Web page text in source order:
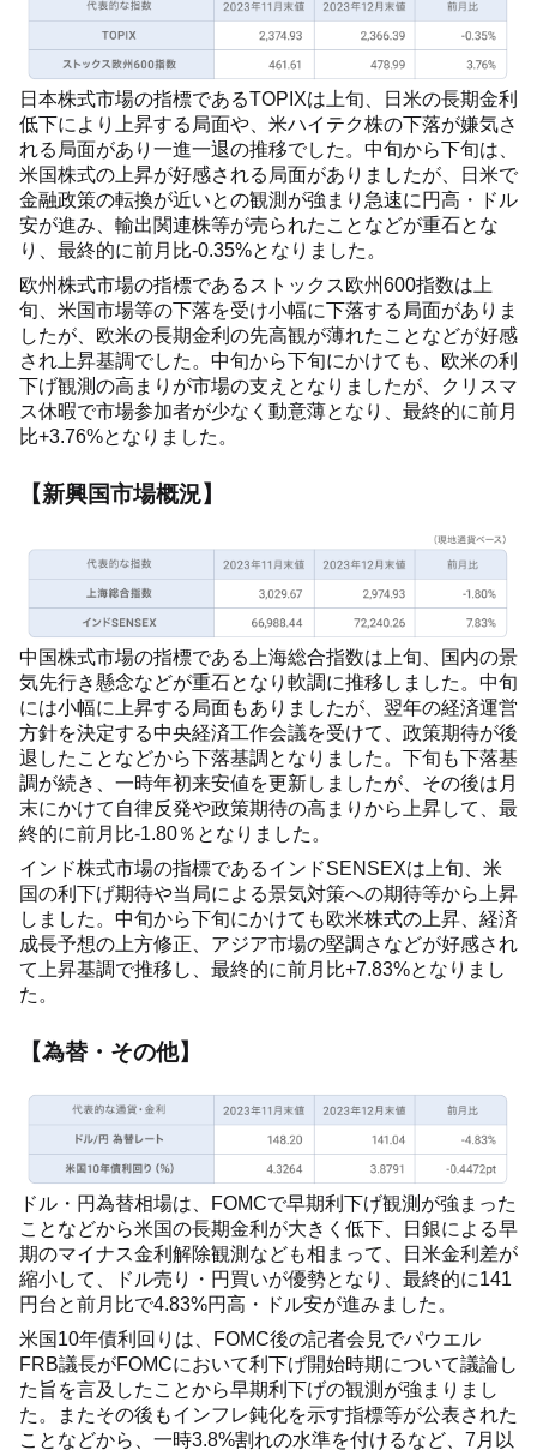
日本株式市場の指標であるTOPIXは上旬、日米の長期金利
低下により上昇する局面や、米ハイテク株の下落が嫌気さ
れる局面があり一進一退の推移でした。中旬から下旬は、
米国株式の上昇が好感される局面がありましたが、日米で
金融政策の転換が近いとの観測が強まり急速に円高・ドル
安が進み、輸出関連株等が売られたことなどが重石とな
り、最終的に前月比-0.35%となりました。
欧州株式市場の指標であるストックス欧州600指数は上
旬、米国市場等の下落を受け小幅に下落する局面がありま
したが、欧米の長期金利の先高観が薄れたことなどが好感
され上昇基調でした。中旬から下旬にかけても、欧米の利
下げ観測の高まりが市場の支えとなりましたが、クリスマ
ス休暇で市場参加者が少なく動意薄となり、最終的に前月
比+3.76%となりました。
【新興国市場概況】
中国株式市場の指標である上海総合指数は上旬、国内の景
気先行き懸念などが重石となり軟調に推移しました。中旬
には小幅に上昇する局面もありましたが、翌年の経済運営
方針を決定する中央経済工作会議を受けて、政策期待が後
退したことなどから下落基調となりました。下旬も下落基
調が続き、一時年初来安値を更新しましたが、その後は月
末にかけて自律反発や政策期待の高まりから上昇して、最
終的に前月比-1.80％となりました。
インド株式市場の指標であるインドSENSEXは上旬、米
国の利下げ期待や当局による景気対策への期待等から上昇
しました。中旬から下旬にかけても欧米株式の上昇、経済
成長予想の上方修正、アジア市場の堅調さなどが好感され
て上昇基調で推移し、最終的に前月比+7.83%となりまし
た。
【為替・その他】
ドル・円為替相場は、FOMCで早期利下げ観測が強まった
ことなどから米国の長期金利が大きく低下、日銀による早
期のマイナス金利解除観測なども相まって、日米金利差が
縮小して、ドル売り・円買いが優勢となり、最終的に141
円台と前月比で4.83%円高・ドル安が進みました。
米国10年債利回りは、FOMC後の記者会見でパウエル
FRB議長がFOMCにおいて利下げ開始時期について議論し
た旨を言及したことから早期利下げの観測が強まりまし
た。またその後もインフレ鈍化を示す指標等が公表された
ことなどから、一時3.8%割れの水準を付けるなど、7月以